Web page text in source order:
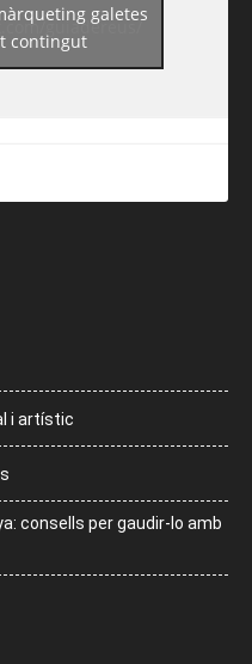
guiadereus/
galetes
contingut
i artístic
consells per gaudir-lo amb